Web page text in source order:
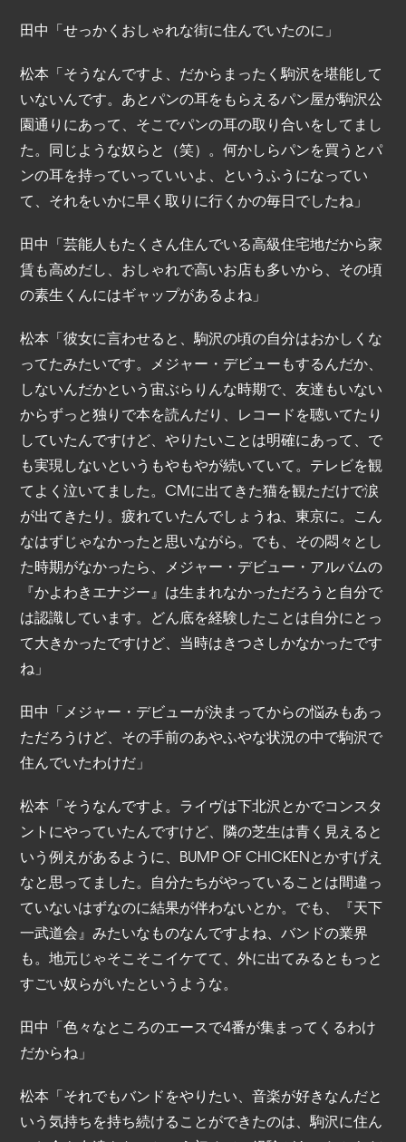
田中「せっかくおしゃれな街に住んでいたのに」
松本「そうなんですよ、だからまったく駒沢を堪能して
いないんです。あとパンの耳をもらえるパン屋が駒沢公
園通りにあって、そこでパンの耳の取り合いをしてまし
た。同じような奴らと（笑）。何かしらパンを買うとパ
ンの耳を持っていっていいよ、というふうになってい
て、それをいかに早く取りに行くかの毎日でしたね」
田中「芸能人もたくさん住んでいる高級住宅地だから家
賃も高めだし、おしゃれで高いお店も多いから、その頃
の素生くんにはギャップがあるよね」
松本「彼女に言わせると、駒沢の頃の自分はおかしくな
ってたみたいです。メジャー・デビューもするんだか、
しないんだかという宙ぶらりんな時期で、友達もいない
からずっと独りで本を読んだり、レコードを聴いてたり
していたんですけど、やりたいことは明確にあって、で
も実現しないというもやもやが続いていて。テレビを観
てよく泣いてました。CMに出てきた猫を観ただけで涙
が出てきたり。疲れていたんでしょうね、東京に。こん
なはずじゃなかったと思いながら。でも、その悶々とし
た時期がなかったら、メジャー・デビュー・アルバムの
『かよわきエナジー』は生まれなかっただろうと自分で
は認識しています。どん底を経験したことは自分にとっ
て大きかったですけど、当時はきつさしかなかったです
ね」
田中「メジャー・デビューが決まってからの悩みもあっ
ただろうけど、その手前のあやふやな状況の中で駒沢で
住んでいたわけだ」
松本「そうなんですよ。ライヴは下北沢とかでコンスタ
ントにやっていたんですけど、隣の芝生は青く見えると
いう例えがあるように、BUMP OF CHICKENとかすげえ
なと思ってました。自分たちがやっていることは間違っ
ていないはずなのに結果が伴わないとか。でも、『天下
一武道会』みたいなものなんですよね、バンドの業界
も。地元じゃそこそこイケてて、外に出てみるともっと
すごい奴らがいたというような。
田中「色々なところのエースで4番が集まってくるわけ
だからね」
松本「それでもバンドをやりたい、音楽が好きなんだと
いう気持ちを持ち続けることができたのは、駒沢に住ん